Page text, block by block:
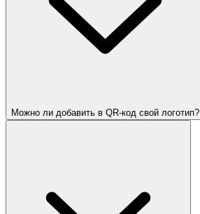
Можно ли добавить в QR-код свой логотип?